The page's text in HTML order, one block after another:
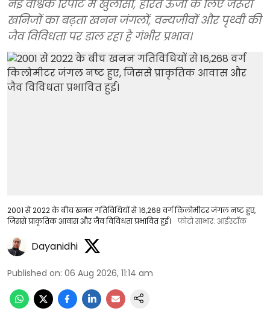
नई वैश्विक रिपोर्ट में खुलासा, हरित ऊर्जा के लिए जरूरी
खनिजों का बढ़ता खनन जंगलों, वन्यजीवों और पृथ्वी की
जैव विविधता पर डाल रहा है गंभीर प्रभाव।
2001 से 2022 के बीच खनन गतिविधियों से 16,268 वर्ग किलोमीटर जंगल नष्ट हुए,
जिससे प्राकृतिक आवास और जैव विविधता प्रभावित हुई।
फोटो साभार: आईस्टॉक
Dayanidhi
Published on: 06 Aug 2026, 11:14 am